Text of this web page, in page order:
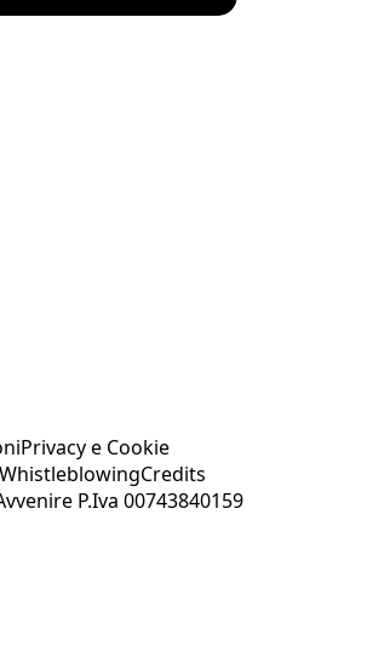
Privacy e Cookie
WhistleblowingCredits
P.Iva 00743840159